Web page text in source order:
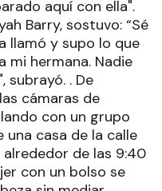
aquí con ella".
Barry, sostuvo: “Sé
llamó y supo lo que
mi hermana. Nadie
subrayó. . De
cámaras de
con un grupo
una casa de la calle
de las 9:40
con un bolso se